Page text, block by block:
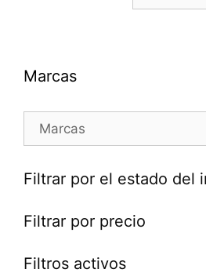
Marcas
Filtrar por el estado del
Filtrar por precio
Filtros activos